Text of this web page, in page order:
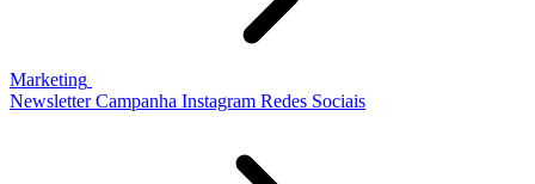
Marketing
Newsletter Campanha Instagram Redes Sociais